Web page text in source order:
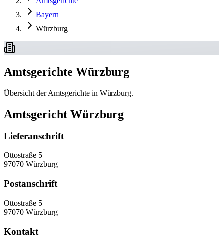
Bayern
Würzburg
Amtsgerichte Würzburg
Übersicht der Amtsgerichte in Würzburg.
Amtsgericht Würzburg
Lieferanschrift
Ottostraße 5
97070 Würzburg
Postanschrift
Ottostraße 5
97070 Würzburg
Kontakt